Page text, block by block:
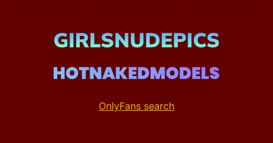
OnlyFans search